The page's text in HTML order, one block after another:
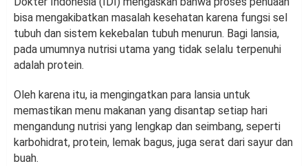
bisa mengakibatkan masalah kesehatan karena fungsi sel
tubuh dan sistem kekebalan tubuh menurun. Bagi lansia,
pada umumnya nutrisi utama yang tidak selalu terpenuhi
adalah protein.
Oleh karena itu, ia mengingatkan para lansia untuk
memastikan menu makanan yang disantap setiap hari
mengandung nutrisi yang lengkap dan seimbang, seperti
karbohidrat, protein, lemak bagus, juga serat dari sayur dan
buah.